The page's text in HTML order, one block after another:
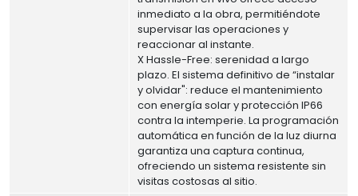
inmediato a la obra, permitiéndote
supervisar las operaciones y
reaccionar al instante.
X Hassle-Free: serenidad a largo
plazo. El sistema definitivo de “instalar
y olvidar": reduce el mantenimiento
con energía solar y protección IP66
contra la intemperie. La programación
automática en función de la luz diurna
garantiza una captura continua,
ofreciendo un sistema resistente sin
visitas costosas al sitio.